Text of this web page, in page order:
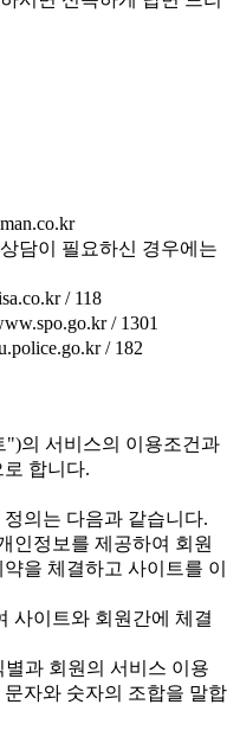
담이 필요하신 경우에는
/ 118
/ 1301
/ 182
")의 서비스의 이용조건과
합니다.
의는 다음과 같습니다.
인정보를 제공하여 회원
을 체결하고 사이트를 이
사이트와 회원간에 체결
과 회원의 서비스 이용
자와 숫자의 조합을 말합